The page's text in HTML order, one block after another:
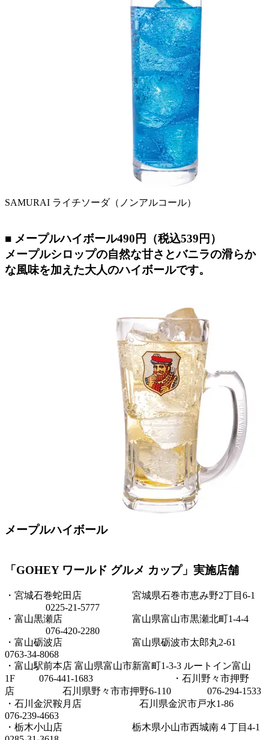
SAMURAI ライチソーダ（ノンアルコール）
■ メープルハイボール490円（税込539円）
メープルシロップの自然な甘さとバニラの滑らか
な風味を加えた大人のハイボールです。
メープルハイボール
「GOHEY ワールド グルメ カップ」実施店舗
・宮城石巻蛇田店 宮城県石巻市恵み野2丁目6-1
0225-21-5777
・富山黒瀬店 富山県富山市黒瀬北町1-4-4
076-420-2280
・富山砺波店 富山県砺波市太郎丸2-61
0763-34-8068
・富山駅前本店 富山県富山市新富町1-3-3 ルートイン富山
1F 076-441-1683 ・石川野々市押野
店 石川県野々市市押野6-110 076-294-1533
・石川金沢鞍月店 石川県金沢市戸水1-86
076-239-4663
・栃木小山店 栃木県小山市西城南４丁目4-1